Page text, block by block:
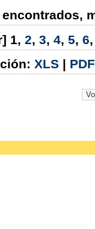
1, 2, 3, 4, 5, 6
XLS | PDF